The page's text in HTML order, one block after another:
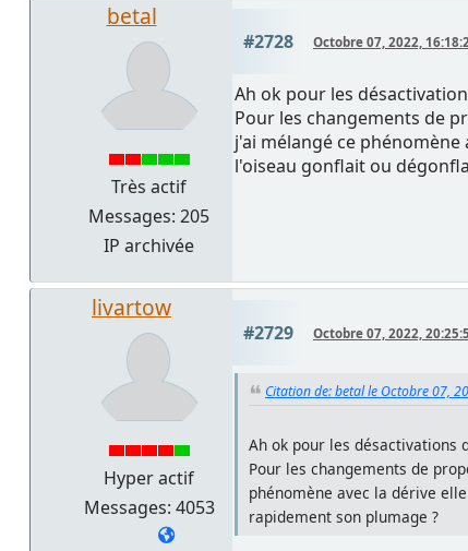
betal
Très actif
Messages: 205
IP archivée
#2728 Octobre 07, 2022,
Ah ok pour les
Pour les changements de
j'ai mélangé ce
l'oiseau gonflait ou
livartow
Hyper actif
Messages: 4053
#2729 Octobre 07, 2022,
Citation de: betal le Octobre 07,
Ah ok pour les désactivations
Pour les changements de
phénomène avec la dérive
rapidement son plumage ?